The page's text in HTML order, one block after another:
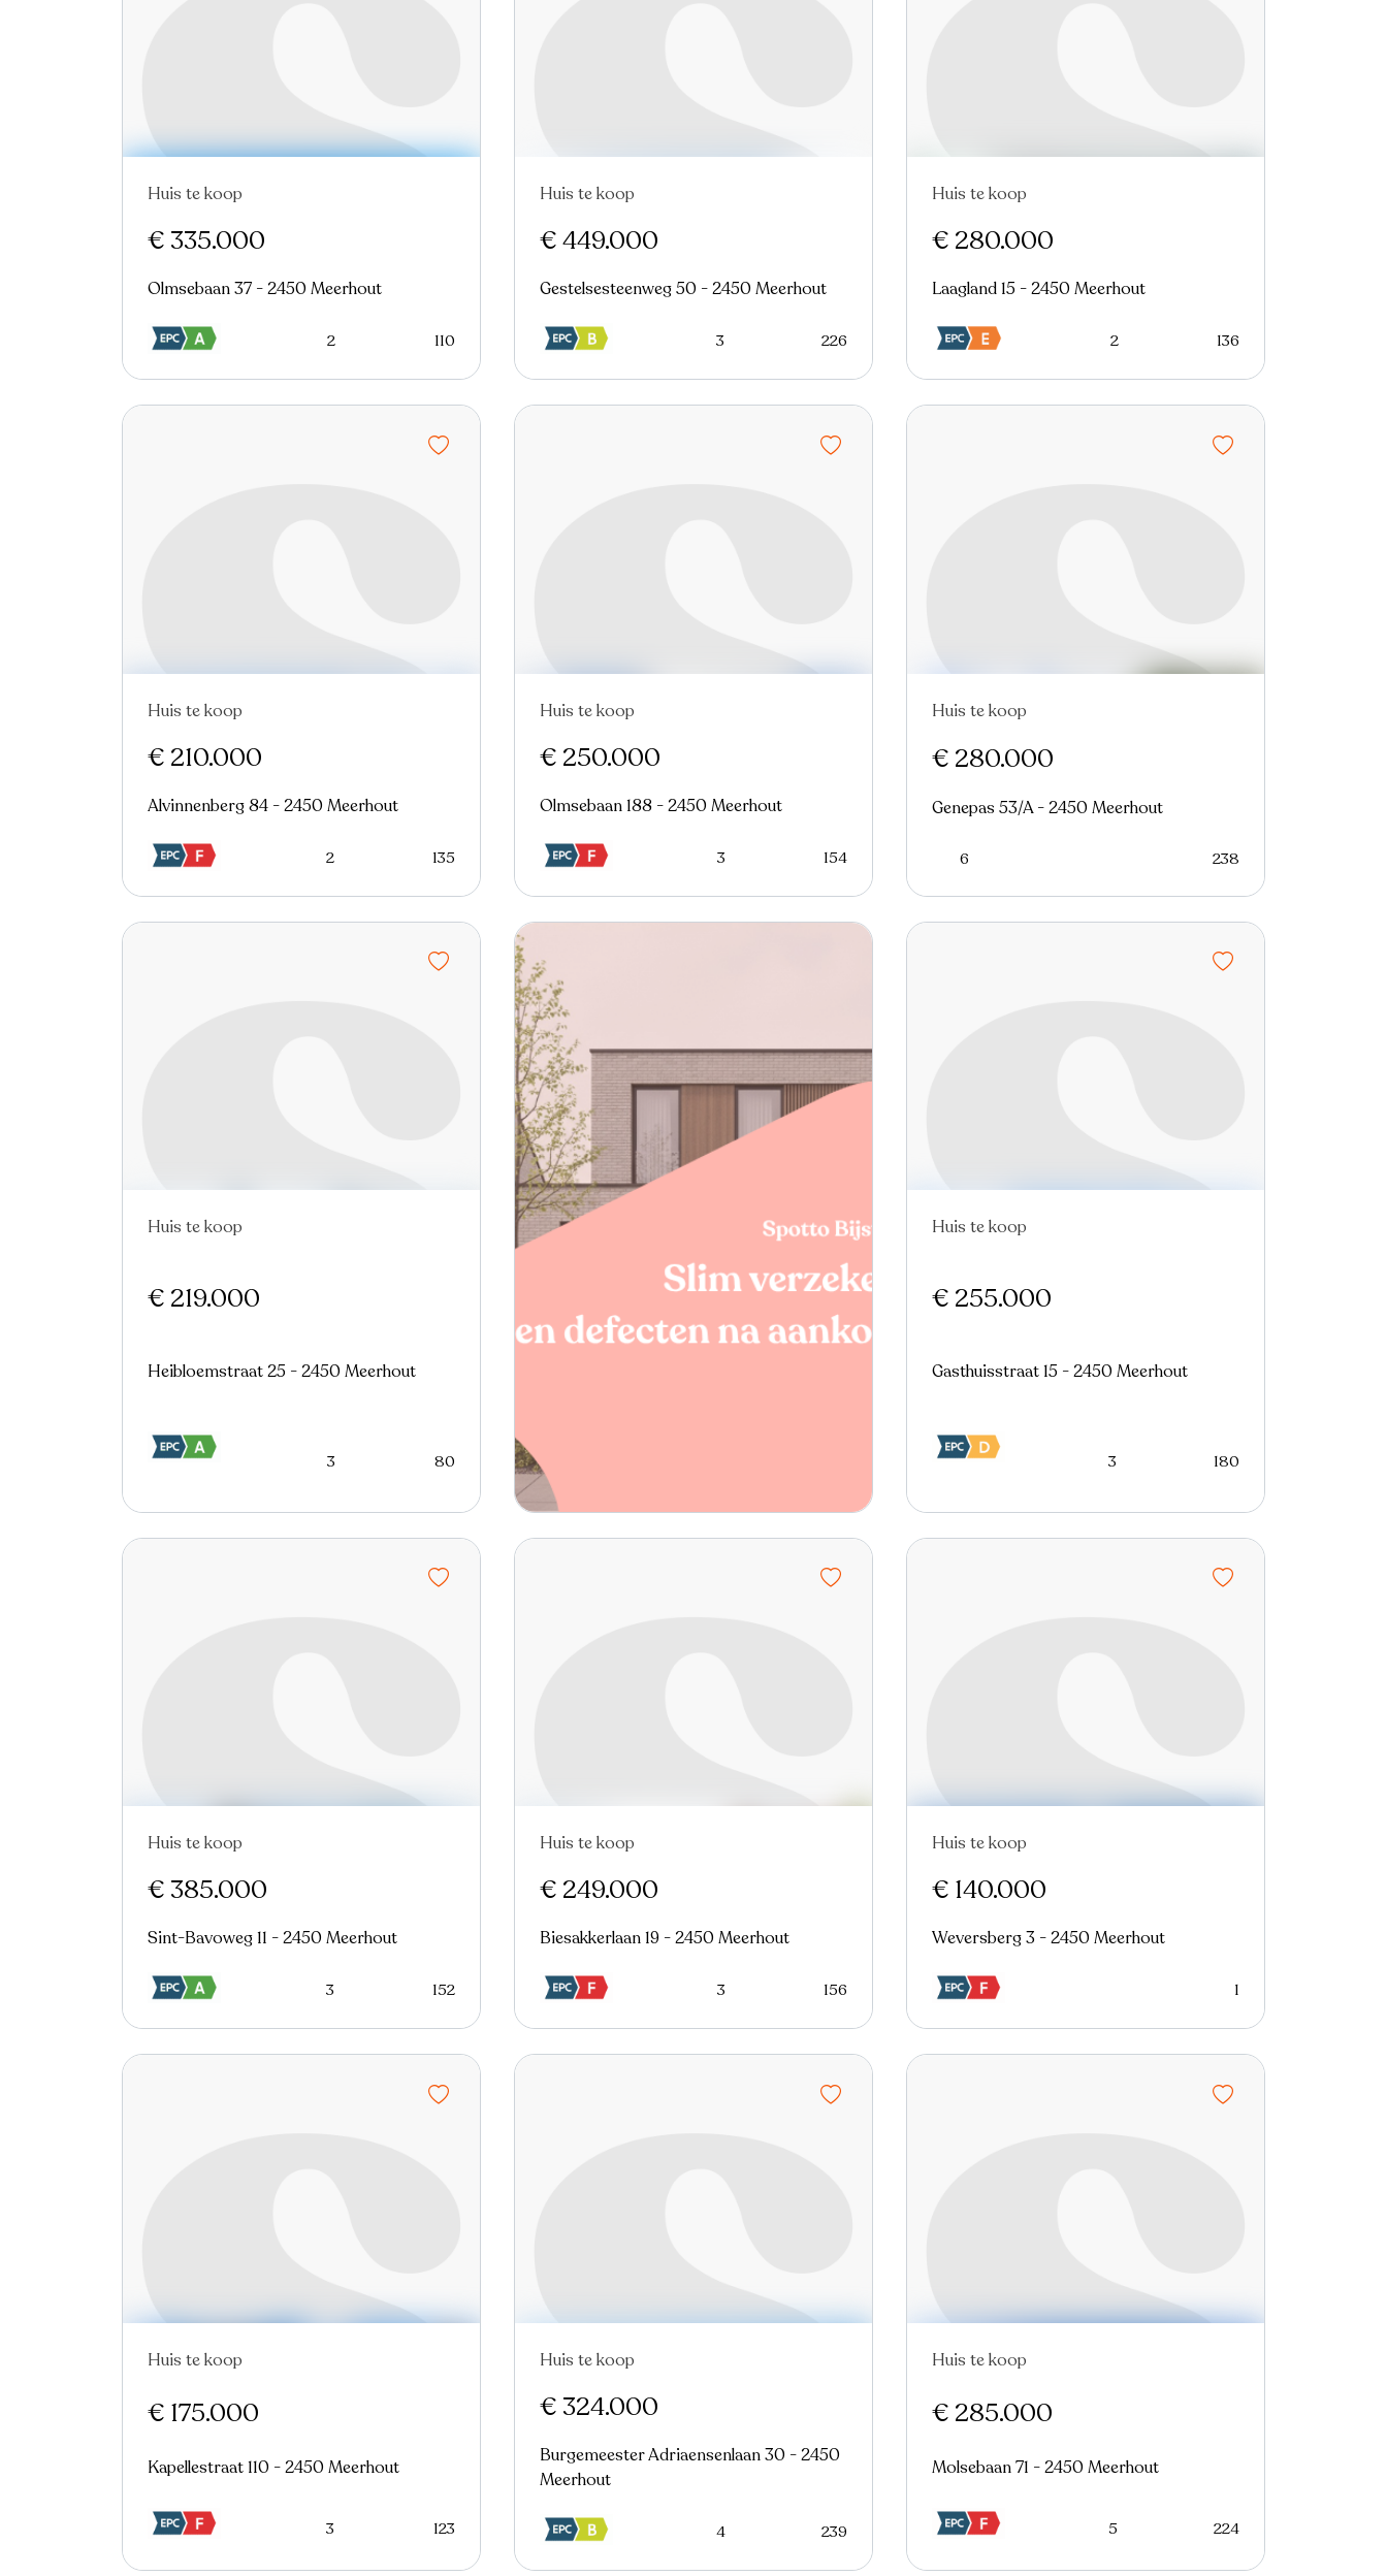
Huis te koop
€ 335.000
Olmsebaan 37 - 2450 Meerhout
2 110
In optie
Huis te koop
€ 449.000
Gestelsesteenweg 50 - 2450 Meerhout
3 226
Huis te koop
€ 280.000
Laagland 15 - 2450 Meerhout
2 136
Huis te koop
€ 210.000
Alvinnenberg 84 - 2450 Meerhout
2 135
Huis te koop
€ 250.000
Olmsebaan 188 - 2450 Meerhout
3 154
Huis te koop
€ 280.000
Genepas 53/A - 2450 Meerhout
6 238
Virtual tour
Huis te koop
€ 219.000
Heibloemstraat 25 - 2450 Meerhout
3 80
Huis te koop
€ 255.000
Gasthuisstraat 15 - 2450 Meerhout
3 180
In optie
Huis te koop
€ 385.000
Sint-Bavoweg 11 - 2450 Meerhout
3 152
Huis te koop
€ 249.000
Biesakkerlaan 19 - 2450 Meerhout
3 156
Huis te koop
€ 140.000
Weversberg 3 - 2450 Meerhout
1
In optie
Huis te koop
€ 175.000
Kapellestraat 110 - 2450 Meerhout
3 123
In optie
Huis te koop
€ 324.000
Burgemeester Adriaensenlaan 30 - 2450
Meerhout
4 239
Huis te koop
€ 285.000
Molsebaan 71 - 2450 Meerhout
5 224